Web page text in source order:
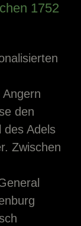
1752
den
des Adels
Zwischen